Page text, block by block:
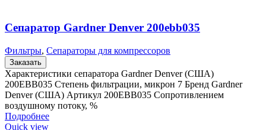
Сепаратор Gardner Denver 200ebb035
Фильтры, Сепараторы для компрессоров
Заказать
Характеристики сепаратора Gardner Denver (США)
200EBB035 Степень фильтрации, микрон 7 Бренд Gardner
Denver (США) Артикул 200EBB035 Сопротивлением
воздушному потоку, %
Подробнее
Quick view